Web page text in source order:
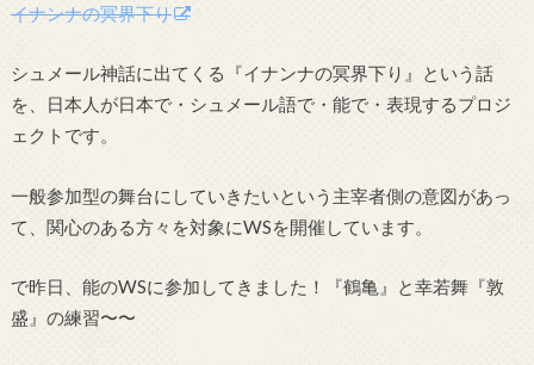
イナンナの冥界下り
シュメール神話に出てくる『イナンナの冥界下り』という話
を、日本人が日本で・シュメール語で・能で・表現するプロジ
ェクトです。
一般参加型の舞台にしていきたいという主宰者側の意図があっ
て、関心のある方々を対象にWSを開催しています。
で昨日、能のWSに参加してきました！『鶴亀』と幸若舞『敦
盛』の練習〜〜